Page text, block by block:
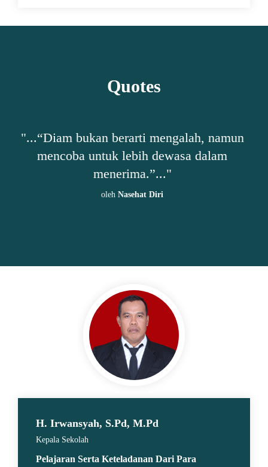
Quotes
namun
dalam
"...“Bersyukur adalah cara terbaik
merasa cukup, bahkan ketika
berkekurangan. Jangan berharap
sebelum berusaha lebih.”..."
H. Irwansyah, S.Pd, M.Pd
Kepala Sekolah
Pelajaran Serta Keteladanan Dari Para